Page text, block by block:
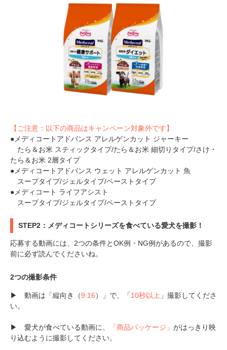
【ご注意：以下の商品はキャンペーン対象外です】
●メディコートアドバンス アレルゲンカット ジャーキー
たら＆お米 スティックタイプ/たら＆お米 細切りタイプ/さけ・
たら＆お米 2層タイプ
●メディコートアドバンス ウェット アレルゲンカット 魚
スープタイプ/ジェルタイプ/ペーストタイプ
●メディコート ライフアシスト
スープタイプ/ジェルタイプ/ペーストタイプ
STEP2：メディコートシリーズを食べている愛犬を撮影！
応募する動画には、2つの条件とOK例・NG例があるので、撮影
前に必ず読んでくださいね。
2つの撮影条件
▶ 動画は「縦向き（9:16）」で、「10秒以上 」撮影してくださ
い。
▶ 愛犬が食べている動画に、 「商品パッケージ」 がはっきり映
り込むように撮影してください。